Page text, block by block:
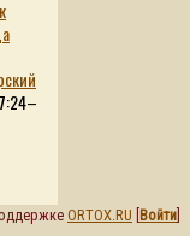
ORTOX.RU Войти